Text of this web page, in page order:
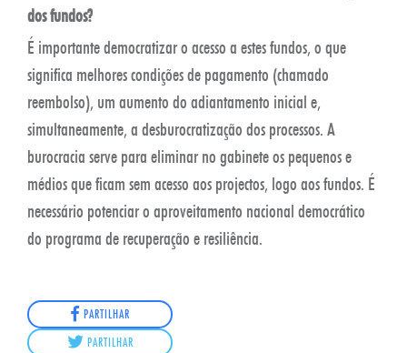
dos fundos?
É importante democratizar o acesso a estes fundos, o que
significa melhores condições de pagamento (chamado
reembolso), um aumento do adiantamento inicial e,
simultaneamente, a desburocratização dos processos. A
burocracia serve para eliminar no gabinete os pequenos e
médios que ficam sem acesso aos projectos, logo aos fundos. É
necessário potenciar o aproveitamento nacional democrático
do programa de recuperação e resiliência.
PARTILHAR
PARTILHAR